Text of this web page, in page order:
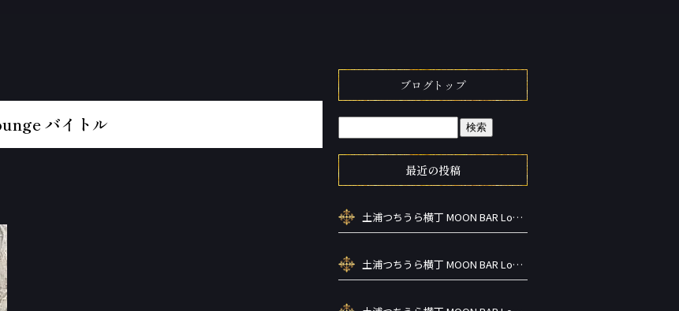
バイトル
ブログトップ
最近の投稿
土浦つちうら横丁 MOON BAR Lounge ーズメントBAR シーシャカラ オケお酒
土浦つちうら横丁 MOON BAR Lounge ーズメントBAR シーシャカラ オケお酒